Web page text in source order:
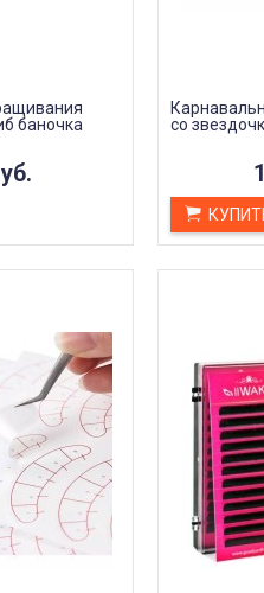
ЧИТАТЬ ДАЛЕЕ →
(трансфера)
сеанса
мл хватило на 5
экономный
очень хорошо,
Анна Л.
5 октября 2023 12:19
баночка
со